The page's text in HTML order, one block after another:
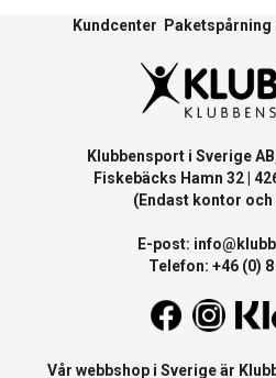
Kundcenter Paketspårning
Klubbensport i Sverige
Fiskebäcks Hamn 32 |
(Endast kontor
E-post:
Telefon: +46 (0)
Vår webbshop i Sverige är